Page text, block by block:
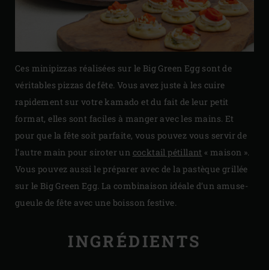
Ces minipizzas réalisées sur le Big Green Egg sont de
véritables pizzas de fête. Vous avez juste à les cuire
rapidement sur votre kamado et du fait de leur petit
format, elles sont faciles à manger avec les mains. Et
pour que la fête soit parfaite, vous pouvez vous servir de
l’autre main pour siroter un cocktail pétillant « maison ».
Vous pouvez aussi le préparer avec de la pastèque grillée
sur le Big Green Egg. La combinaison idéale d’un amuse-
gueule de fête avec une boisson festive.
INGRÉDIENTS